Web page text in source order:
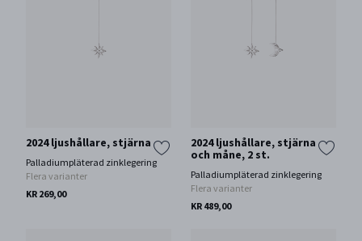
2024 ljushållare, stjärna
Palladiumpläterad zinklegering
Flera varianter
KR 269,00
2024 ljushållare, stjärna
och måne, 2 st.
Palladiumpläterad zinklegering
Flera varianter
KR 489,00